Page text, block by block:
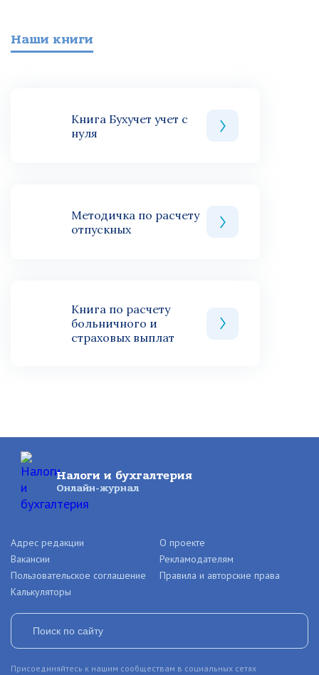
Наши книги
Книга Бухучет учет с
нуля
Методичка по расчету
отпускных
Книга по расчету
больничного и
страховых выплат
Налоги и бухгалтерия
Онлайн-журнал
Адрес редакции
О проекте
Вакансии
Рекламодателям
Пользовательское соглашение
Правила и авторские права
Калькуляторы
Присоединяйтесь к нашим сообществам в социальных сетях